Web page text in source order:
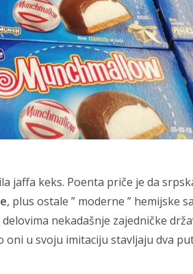
jaffa keks. Poenta priče je da
, plus ostale ” moderne ” hemijske
nekadašnje zajedničke
u svoju imitaciju stavljaju dva